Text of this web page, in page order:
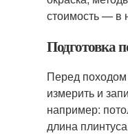
стоимость — в
Подготовка
Перед походом
измерить и
например:
длина